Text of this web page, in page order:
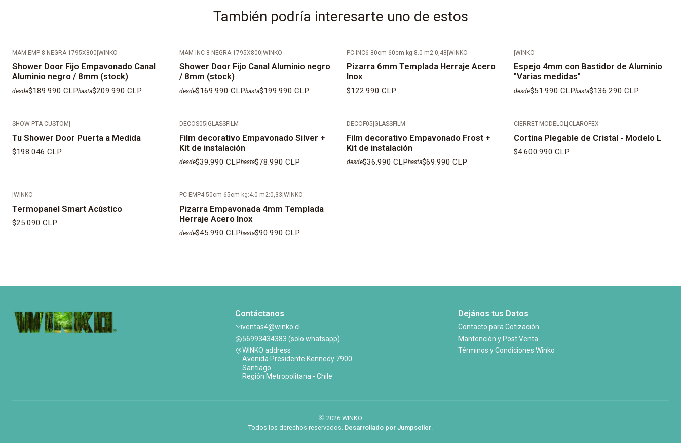
También podría interesarte uno de estos
MAM-EMP-8-NEGRA-1795X800 WINKO
Shower Door Fijo Empavonado Canal
Aluminio negro / 8mm (stock)
desde$189.990 CLPhasta$209.990 CLP
MAM-INC-8-NEGRA-1795X800 WINKO
Shower Door Fijo Canal Aluminio negro
/ 8mm (stock)
desde$169.990 CLPhasta$199.990 CLP
PC-INC6-80cm-60cm-kg:8.0-m2:0,48 WINKO
Pizarra 6mm Templada Herraje Acero
Inox
$122.990 CLP
WINKO
Espejo 4mm con Bastidor de Aluminio
"Varias medidas"
desde$51.990 CLPhasta$136.290 CLP
SHOW-PTA-CUSTOM
Tu Shower Door Puerta a Medida
$198.046 CLP
DECOS05 GLASSFILM
Film decorativo Empavonado Silver +
Kit de instalación
desde$39.990 CLPhasta$78.990 CLP
DECOF05 GLASSFILM
Film decorativo Empavonado Frost +
Kit de instalación
desde$36.990 CLPhasta$69.990 CLP
CIERRET-MODELOL CLAROFEX
Cortina Plegable de Cristal - Modelo L
$4.600.990 CLP
|WINKO
Termopanel Smart Acústico
$25.090 CLP
PC-EMP4-50cm-65cm-kg:4.0-m2:0,33|WINKO
Pizarra Empavonada 4mm Templada
Herraje Acero Inox
desde$45.990 CLPhasta$90.990 CLP
Contáctanos
ventas4@winko.cl
56993434383 (solo whatsapp)
WINKO address
Avenida Presidente Kennedy 7900
Santiago
Región Metropolitana - Chile
Dejános tus Datos
Contacto para Cotización
Mantención y Post Venta
Términos y Condiciones Winko
2026 WINKO.
Todos los derechos reservados. Desarrollado por Jumpseller.